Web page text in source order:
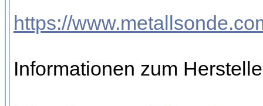
https://
Informationen zum